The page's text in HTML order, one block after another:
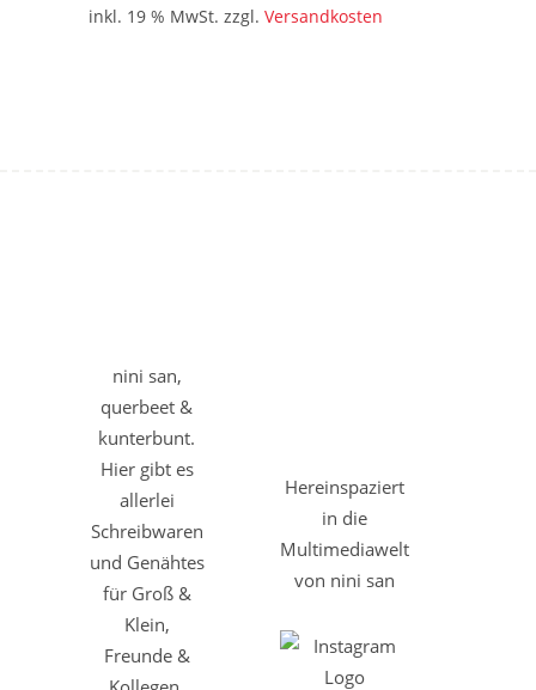
inkl. 19 % MwSt. zzgl. Versandkosten
nini san,
querbeet &
kunterbunt.
Hier gibt es
allerlei
Schreibwaren
und Genähtes
für Groß &
Klein,
Freunde &
Hereinspaziert
in die
Multimediawelt
von nini san